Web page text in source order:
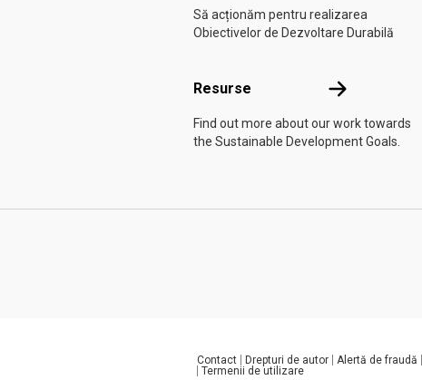
Să acționăm pentru realizarea
Obiectivelor de Dezvoltare Durabilă
Resurse Resurse
Find out more about our work towards
the Sustainable Development Goals.
Global U.N. menu
Contact Drepturi de autor Alertă de fraudă
Termenii de utilizare